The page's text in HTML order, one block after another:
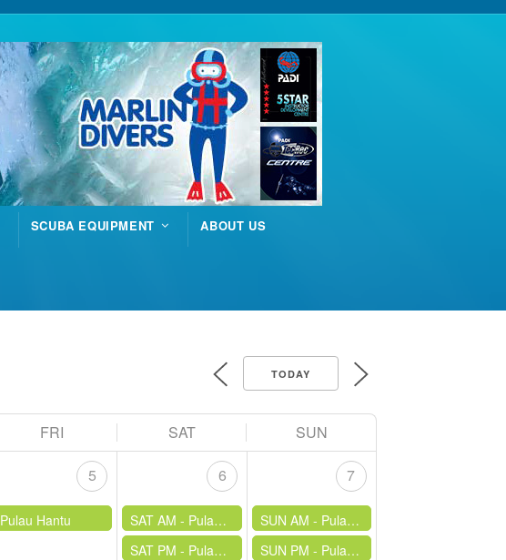
SCUBA EQUIPMENT ABOUT US
TODAY
FRI SAT SUN
5
Pulau Hantu
6
SAT AM - Pulau Hantu
SAT PM - Pulau Hantu
7
SUN AM - Pulau Hantu
SUN PM - Pulau Hantu